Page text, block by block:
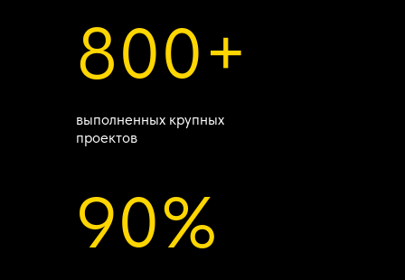
выполненных крупных
проектов
800+
90%